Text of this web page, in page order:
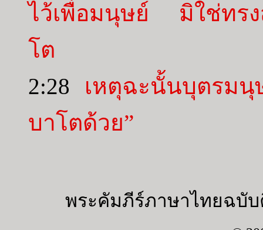
ไว้เพื่อมนุษย์ มิใช่ทรง
โต
2:28 เหตุฉะนั้นบุตรมนุ
บาโตด้วย”
พระคัมภีร์ภาษาไทยฉบับ